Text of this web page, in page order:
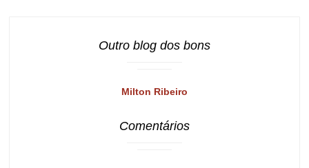
Outro blog dos bons
Milton Ribeiro
Comentários